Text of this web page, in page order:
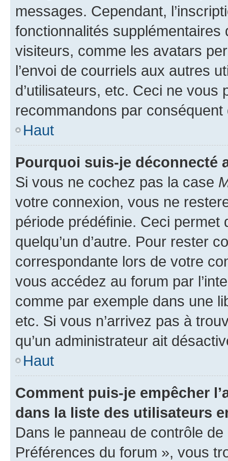
messages. Cependant,
fonctionnalités
visiteurs, comme les avatars
l’envoi de courriels aux autres
d’utilisateurs, etc. Ceci ne vous
recommandons par conséquent
Haut
Pourquoi suis-je déconnecté
Si vous ne cochez pas la case
votre connexion, vous ne
période prédéfinie. Ceci permet
quelqu’un d’autre. Pour rester
correspondante lors de votre
vous accédez au forum par
comme par exemple dans une
etc. Si vous n’arrivez pas à
qu’un administrateur ait
Haut
Comment puis-je empêcher
dans la liste des utilisateurs
Dans le panneau de contrôle
Préférences du forum », vous